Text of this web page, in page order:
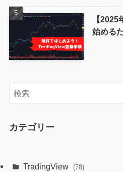
【
始める
カテゴリー
TradingView (78)